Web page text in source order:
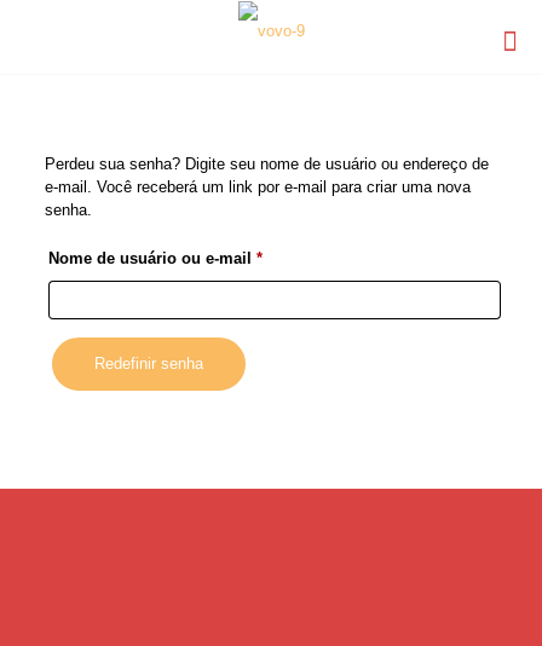
Perdeu sua senha? Digite seu nome de usuário ou endereço de
e-mail. Você receberá um link por e-mail para criar uma nova
senha.
Nome de usuário ou e-mail *
Redefinir senha